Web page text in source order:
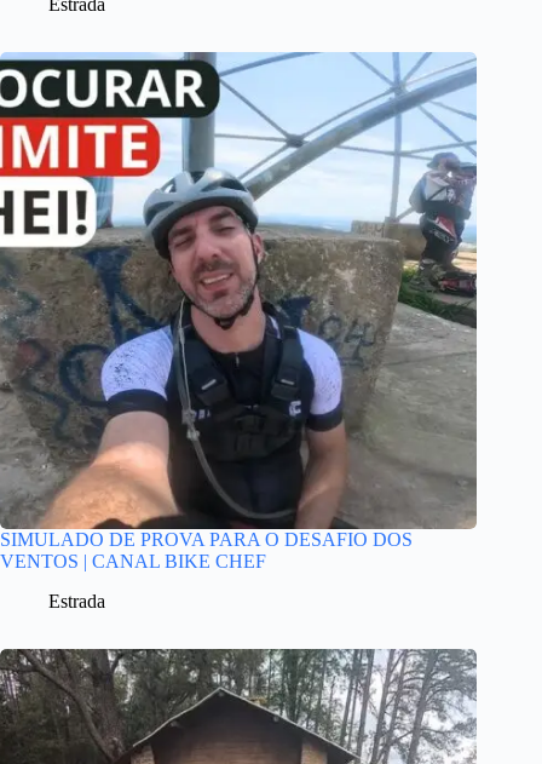
SIMULADO DE PROVA PARA O DESAFIO DOS
VENTOS | CANAL BIKE CHEF
Estrada